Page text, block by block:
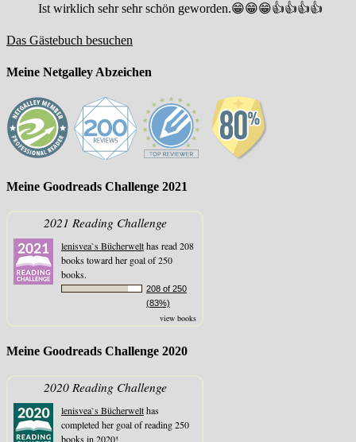
Ist wirklich sehr sehr schön geworden.😁😁😁👍👍👍👍
Das Gästebuch besuchen
Meine Netgalley Abzeichen
Meine Goodreads Challenge 2021
2021 Reading Challenge
lenisvea`s Bücherwelthas read 208
books toward her goal of 250
books.
208 of 250
(83%)
view books
Meine Goodreads Challenge 2020
2020 Reading Challenge
lenisvea`s Bücherwelthas
completed her goal of reading 250
books in 2020!